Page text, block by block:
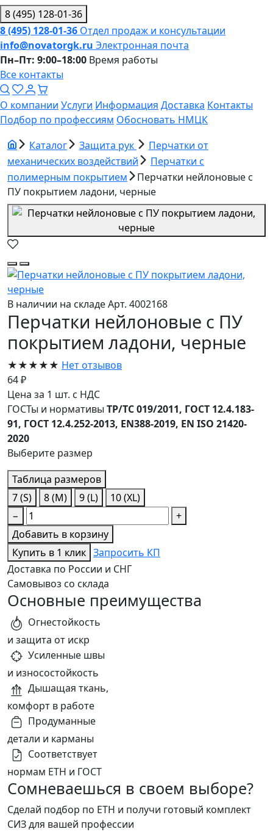
8 (495) 128-01-36
8 (495) 128-01-36 Отдел продаж и консультации
info@novatorgk.ru Электронная почта
Пн–Пт: 9:00–18:00 Время работы
Все контакты
О компании Услуги Информация Доставка Контакты
Подбор по профессиям Обосновать НМЦК
Каталог
Защита рук
Перчатки от
механических воздействий
Перчатки с
полимерным покрытием
Перчатки нейлоновые с
ПУ покрытием ладони, черные
В наличии на складеАрт. 4002168
Перчатки нейлоновые с ПУ
покрытием ладони, черные
★★★★★ Нет отзывов
64 ₽
Цена за 1 шт. с НДС
ГОСТы и нормативы ТР/ТС 019/2011, ГОСТ 12.4.183-
91, ГОСТ 12.4.252-2013, EN388-2019, EN ISO 21420-
2020
Выберите размер
Таблица размеров
7 (S)
8 (M) 9 (L)
10 (XL)
−
+
Добавить в корзину
Купить в 1 клик Запросить КП
Доставка по России и СНГ
Самовывоз со склада
Основные преимущества
Огнестойкость
и защита от искр
Усиленные швы
и износостойкость
Дышащая ткань,
комфорт в работе
Продуманные
детали и карманы
Соответствует
нормам ЕТН и ГОСТ
Сомневаешься в своем выборе?
Сделай подбор по ЕТН и получи готовый комплект
СИЗ для вашей профессии